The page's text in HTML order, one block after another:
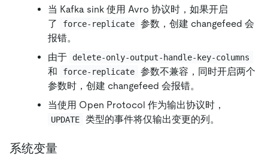
当 Kafka sink 使用 Avro 协议时，如果开启
了
force-replicate
参数，创建 changefeed 会
报错。
由于
delete-only-output-handle-key-columns
和 force-replicate
参数不兼容，同时开启两个
参数时，创建 changefeed 会报错。
当使用 Open Protocol 作为输出协议时，
UPDATE 类型的事件将仅输出变更的列。
系统变量